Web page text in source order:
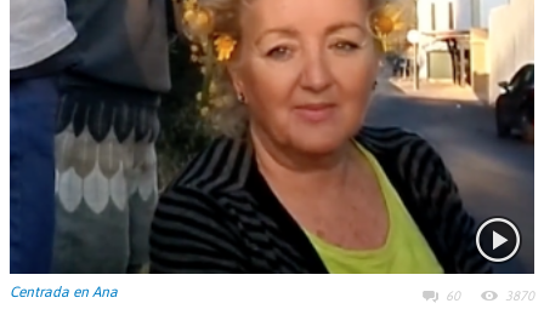
Centrada en Ana 60 3870